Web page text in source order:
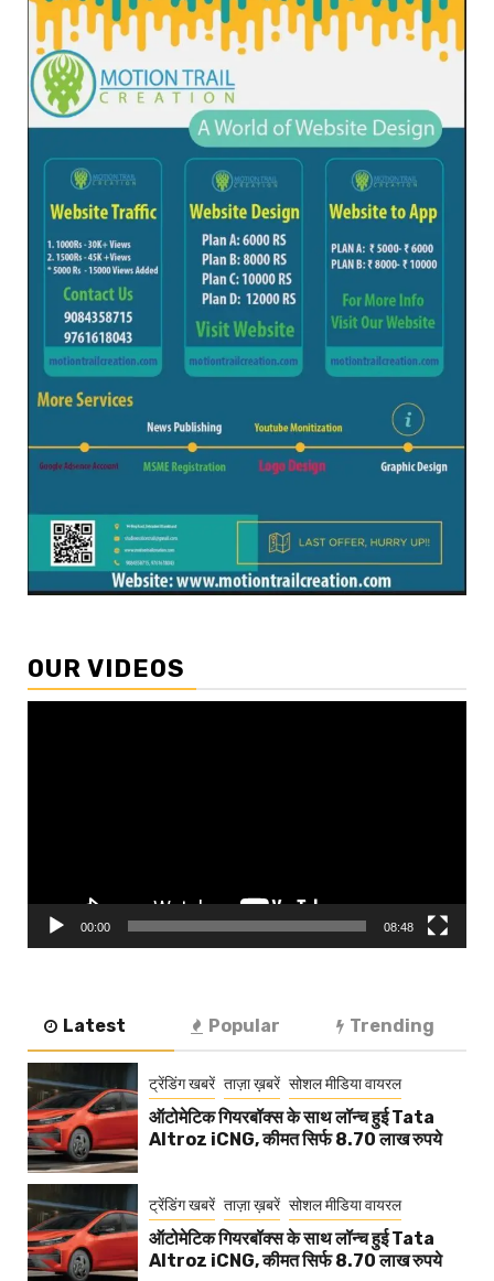
OUR VIDEOS
00:00 08:48
Latest Popular Trending
ट्रेंडिंग खबरें ताज़ा ख़बरें सोशल मीडिया वायरल
ऑटोमेटिक गियरबॉक्स के साथ लॉन्च हुई Tata
Altroz iCNG, कीमत सिर्फ 8.70 लाख रुपये
ट्रेंडिंग खबरें ताज़ा ख़बरें सोशल मीडिया वायरल
ऑटोमेटिक गियरबॉक्स के साथ लॉन्च हुई Tata
Altroz iCNG, कीमत सिर्फ 8.70 लाख रुपये